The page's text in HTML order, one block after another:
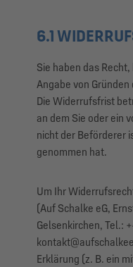
6.1
Sie haben das
Angabe von
Die Widerrufsfrist
an dem Sie oder ein
nicht der Beförderer
genommen hat.
Um Ihr
(Auf Schalke eG,
Gelsenkirchen, Tel.:
Erklärung (z. B. ein